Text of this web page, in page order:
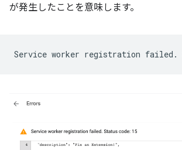
が発生したことを意味します。
Service worker registration failed.